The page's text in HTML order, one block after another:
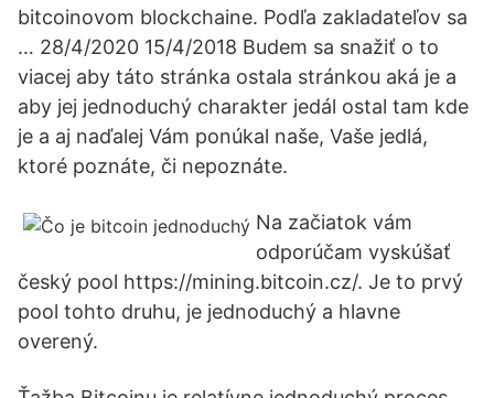
bitcoinovom blockchaine. Podľa zakladateľov sa
… 28/4/2020 15/4/2018 Budem sa snažiť o to
viacej aby táto stránka ostala stránkou aká je a
aby jej jednoduchý charakter jedál ostal tam kde
je a aj naďalej Vám ponúkal naše, Vaše jedlá,
ktoré poznáte, či nepoznáte.
Na začiatok vám
odporúčam vyskúšať
český pool https://mining.bitcoin.cz/. Je to prvý
pool tohto druhu, je jednoduchý a hlavne
overený.